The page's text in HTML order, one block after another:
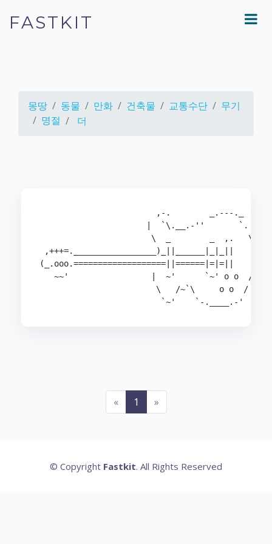
FASTKIT
몽땅 동물 만화 건축물 교통수단
무기
명절
더
                        ,-.        _.---._
                      |  `\.__.-''       `.
                       \  _        _  ,.   \
,+++=._________________)_||______|_|_||    |
(_.ooo.===================||======|=|=||    |
   ~~'                 |  ~'      `~' o o  /
                        \   /~`\     o o  /
                         `~'    `-.____.-'
« 1 »
© Copyright Fastkit. All Rights Reserved